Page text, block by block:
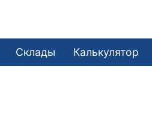
Склады Калькулятор